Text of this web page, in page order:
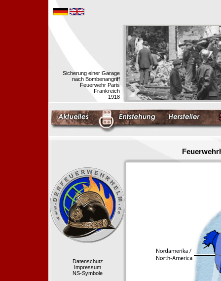
Sicherung einer Garage
nach Bombenangriff
Feuerwehr Paris
Frankreich
1918
Datenschutz
Impressum
NS-Symbole